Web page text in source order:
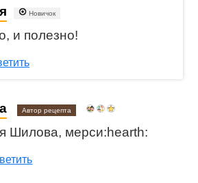
Новичок
и полезно!
Автор рецепта
Шилова, мерси:hearth: